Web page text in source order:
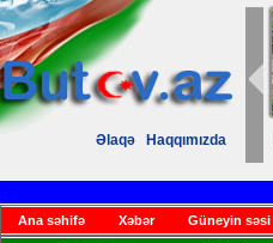
Əlaqə Haqqımızda
Ana səhifə Xəbər Güneyin səsi